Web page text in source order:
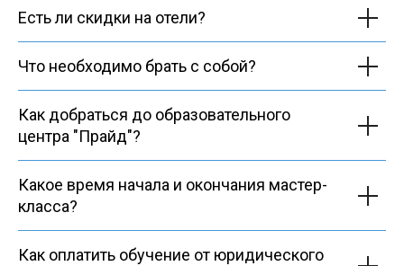
Есть ли скидки на отели?
Что необходимо брать с собой?
Как добраться до образовательного
центра "Прайд"?
Какое время начала и окончания мастер-
класса?
Как оплатить обучение от юридического